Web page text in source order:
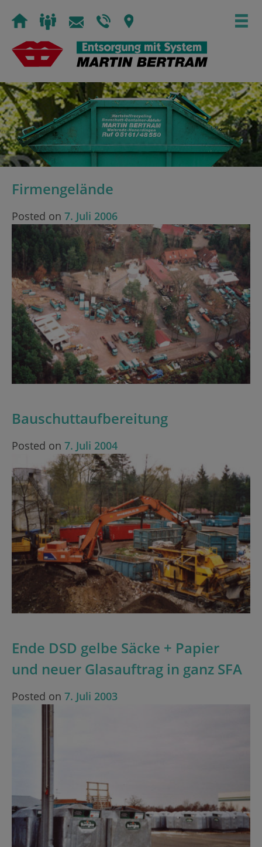
content
Firmengelände
Posted on 7. Juli 2006
Bauschuttaufbereitung
Posted on 7. Juli 2004
Ende DSD gelbe Säcke + Papier
und neuer Glasauftrag in ganz SFA
Posted on 7. Juli 2003